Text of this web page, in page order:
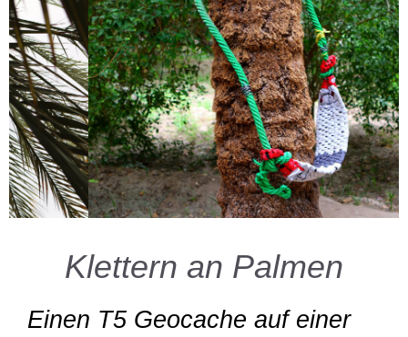
Klettern an Palmen
Einen T5 Geocache auf einer